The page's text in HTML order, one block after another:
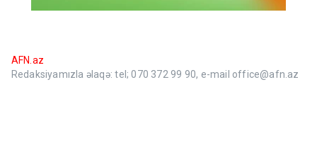
AFN.az
Redaksiyamızla əlaqə: tel; 070 372 99 90, e-mail office@afn.az